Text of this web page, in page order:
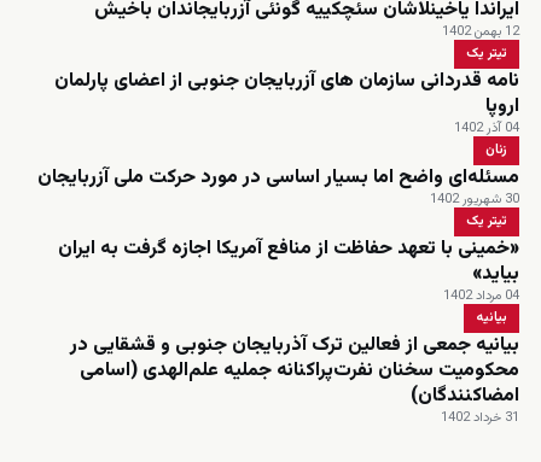
ایراندا یاخینلاشان سئچکییه گونئی آزربایجاندان باخیش
12 بهمن 1402
تیتر یک
نامه قدردانی سازمان های آزربایجان جنوبی از اعضای پارلمان
اروپا
04 آذر 1402
زنان
مسئله‌ای واضح اما بسیار اساسی در مورد حرکت ملی آزربایجان
30 شهریور 1402
تیتر یک
«خمینی با تعهد حفاظت از منافع آمریکا اجازه گرفت به ایران
بیاید»
04 مرداد 1402
بیانیه
بیانیه جمعی از فعالین ترک آذربایجان جنوبی و قشقایی در
محکومیت سخنان نفرت‌پراکنانه جملیه علم‌الهدی (اسامی
امضاکنندگان)
31 خرداد 1402